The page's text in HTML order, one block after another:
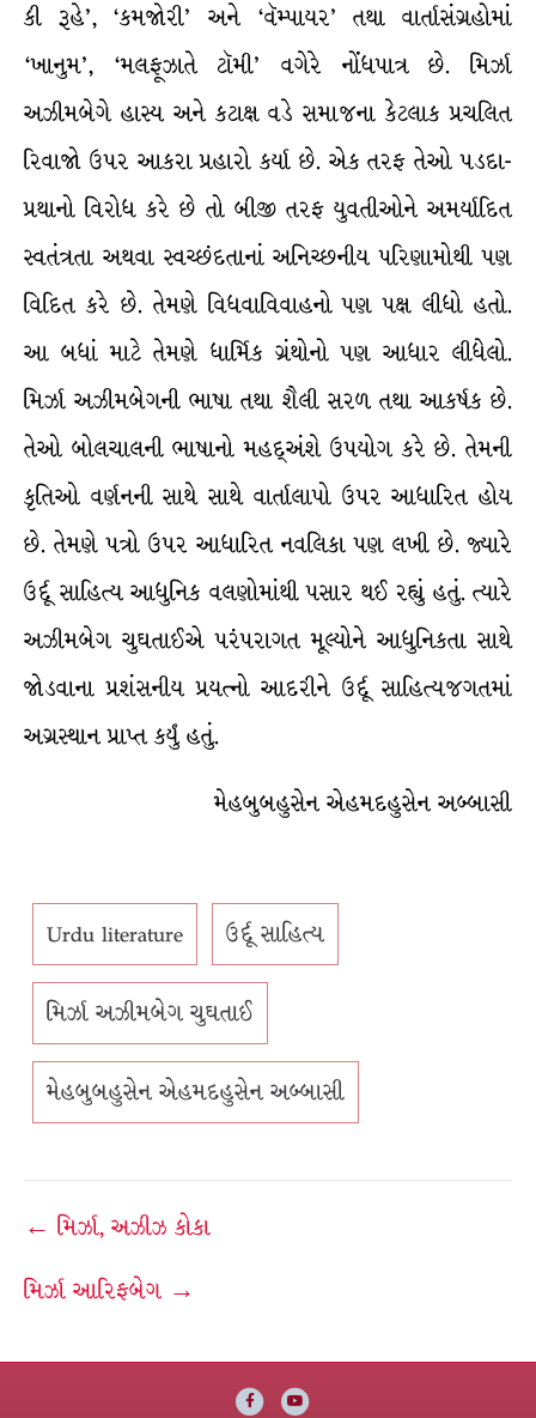
કી રૂહે’, ‘કમજોરી’ અને ‘વૅમ્પાયર’ તથા વાર્તાસંગ્રહોમાં
‘ખાનુમ’, ‘મલફૂઝાતે ટૉમી’ વગેરે નોંધપાત્ર છે. મિર્ઝા
અઝીમબેગે હાસ્ય અને કટાક્ષ વડે સમાજના કેટલાક પ્રચલિત
રિવાજો ઉપર આકરા પ્રહારો કર્યા છે. એક તરફ તેઓ પડદા-
પ્રથાનો વિરોધ કરે છે તો બીજી તરફ યુવતીઓને અમર્યાદિત
સ્વતંત્રતા અથવા સ્વચ્છંદતાનાં અનિચ્છનીય પરિણામોથી પણ
વિદિત કરે છે. તેમણે વિધવાવિવાહનો પણ પક્ષ લીધો હતો.
આ બધાં માટે તેમણે ધાર્મિક ગ્રંથોનો પણ આધાર લીધેલો.
મિર્ઝા અઝીમબેગની ભાષા તથા શૈલી સરળ તથા આકર્ષક છે.
તેઓ બોલચાલની ભાષાનો મહદ્અંશે ઉપયોગ કરે છે. તેમની
કૃતિઓ વર્ણનની સાથે સાથે વાર્તાલાપો ઉપર આધારિત હોય
છે. તેમણે પત્રો ઉપર આધારિત નવલિકા પણ લખી છે. જ્યારે
ઉર્દૂ સાહિત્ય આધુનિક વલણોમાંથી પસાર થઈ રહ્યું હતું. ત્યારે
અઝીમબેગ ચુઘતાઈએ પરંપરાગત મૂલ્યોને આધુનિકતા સાથે
જોડવાના પ્રશંસનીય પ્રયત્નો આદરીને ઉર્દૂ સાહિત્યજગતમાં
અગ્રસ્થાન પ્રાપ્ત કર્યું હતું.
મેહબુબહુસેન એહમદહુસેન અબ્બાસી
Urdu literature ઉર્દૂ સાહિત્ય
મિર્ઝા અઝીમબેગ ચુઘતાઈ
મેહબુબહુસેન એહમદહુસેન અબ્બાસી
Post
navigation
← મિર્ઝા, અઝીઝ કોકા
મિર્ઝા આરિફબેગ →
FacebookYoutube